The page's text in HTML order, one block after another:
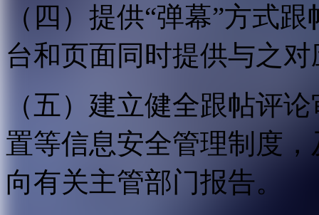
（四）提供“弹幕”方式
台和页面同时提供与之
（五）建立健全跟帖评
置等信息安全管理制度
向有关主管部门报告。